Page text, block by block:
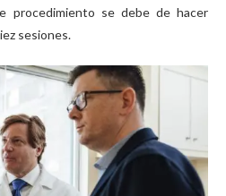
procedimiento se debe de hacer
sesiones.